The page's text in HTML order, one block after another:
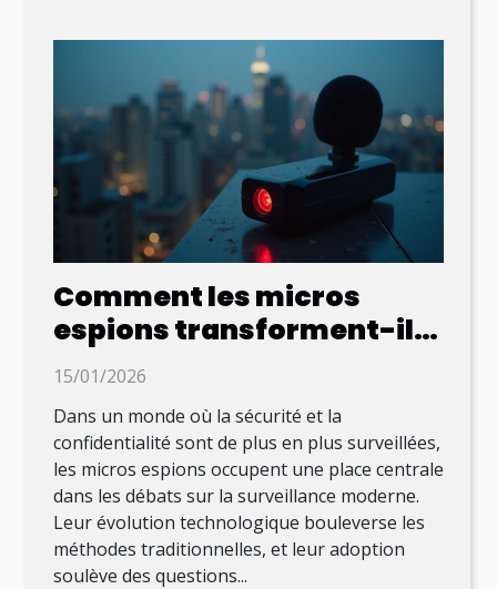
Comment les micros
espions transforment-ils
la surveillance moderne ?
15/01/2026
Dans un monde où la sécurité et la
confidentialité sont de plus en plus surveillées,
les micros espions occupent une place centrale
dans les débats sur la surveillance moderne.
Leur évolution technologique bouleverse les
méthodes traditionnelles, et leur adoption
soulève des questions...